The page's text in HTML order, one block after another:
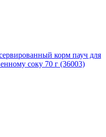
корм пауч для
соку 70 г (36003)